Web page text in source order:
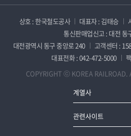
상호 : 한국철도공사 대표자 : 김태승
통신판매업신고 : 대전 동
대전광역시 동구 중앙로 240
고객센터 :
대표전화 : 042-472-5000
COPYRIGHT ⓒ KOREA RAILROAD.
계열사
관련사이트